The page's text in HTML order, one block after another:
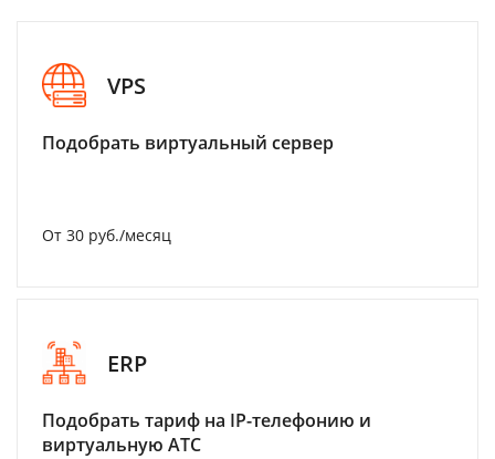
VPS
Подобрать виртуальный сервер
От 30 руб./месяц
ERP
Подобрать тариф на IP-телефонию и
виртуальную АТС